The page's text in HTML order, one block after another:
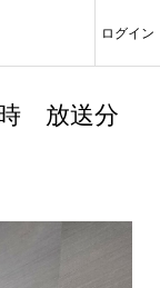
ログイン
放送分